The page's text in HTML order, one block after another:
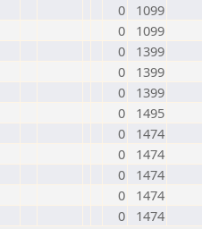
0
1099
0
1099
0
1399
0
1399
0
1399
0
1495
0
1474
0
1474
0
1474
0
1474
0 1474